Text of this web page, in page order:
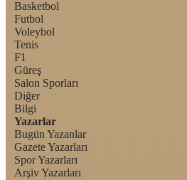
Basketbol
Futbol
Voleybol
Tenis
F1
Güreş
Salon Sporları
Diğer
Bilgi
Yazarlar
Bugün Yazanlar
Gazete Yazarları
Spor Yazarları
Arşiv Yazarları